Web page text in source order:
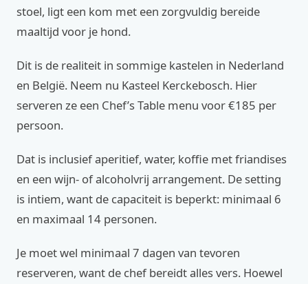
stoel, ligt een kom met een zorgvuldig bereide
maaltijd voor je hond.
Dit is de realiteit in sommige kastelen in Nederland
en België. Neem nu Kasteel Kerckebosch. Hier
serveren ze een Chef’s Table menu voor €185 per
persoon.
Dat is inclusief aperitief, water, koffie met friandises
en een wijn- of alcoholvrij arrangement. De setting
is intiem, want de capaciteit is beperkt: minimaal 6
en maximaal 14 personen.
Je moet wel minimaal 7 dagen van tevoren
reserveren, want de chef bereidt alles vers. Hoewel